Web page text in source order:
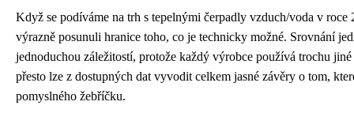
Když se podíváme na trh s tepelnými čerpadly vzduch/voda v roce
výrazně posunuli hranice toho, co je technicky možné. Srovnání
jednoduchou záležitostí, protože každý výrobce používá trochu
přesto lze z dostupných dat vyvodit celkem jasné závěry o tom,
pomyslného žebříčku.